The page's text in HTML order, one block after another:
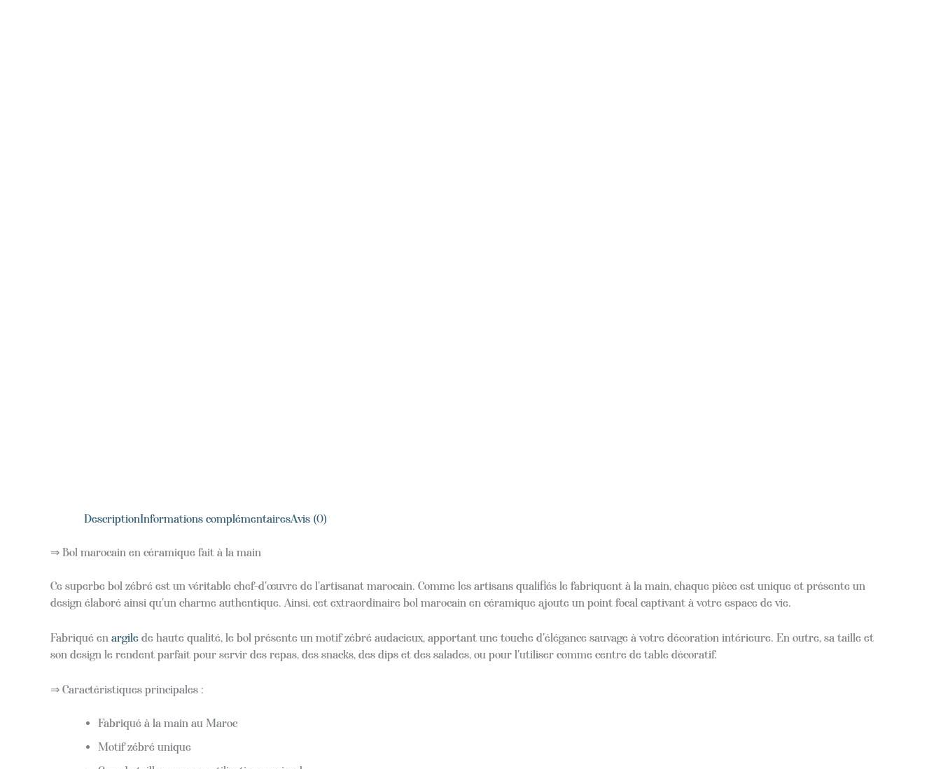
DescriptionInformations complémentairesAvis (0)
⇒ Bol marocain en céramique fait à la main
Ce superbe bol zébré est un véritable chef-d'œuvre de l'artisanat marocain. Comme les artisans qualifiés le fabriquent à la main, chaque pièce est unique et présente un
design élaboré ainsi qu'un charme authentique. Ainsi, cet extraordinaire bol marocain en céramique ajoute un point focal captivant à votre espace de vie.
Fabriqué en argile de haute qualité, le bol présente un motif zébré audacieux, apportant une touche d'élégance sauvage à votre décoration intérieure. En outre, sa taille et
son design le rendent parfait pour servir des repas, des snacks, des dips et des salades, ou pour l'utiliser comme centre de table décoratif.
⇒ Caractéristiques principales :
Fabriqué à la main au Maroc
Motif zébré unique